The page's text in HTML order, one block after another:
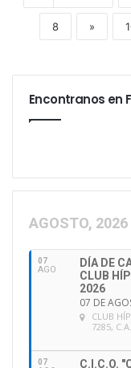
8 »
Encontranos en
AGOSTO, 2026
07
AGO
DÍA DE
CLUB
2026
07 DE
CLUB
7285,
07
C.I.C.O.